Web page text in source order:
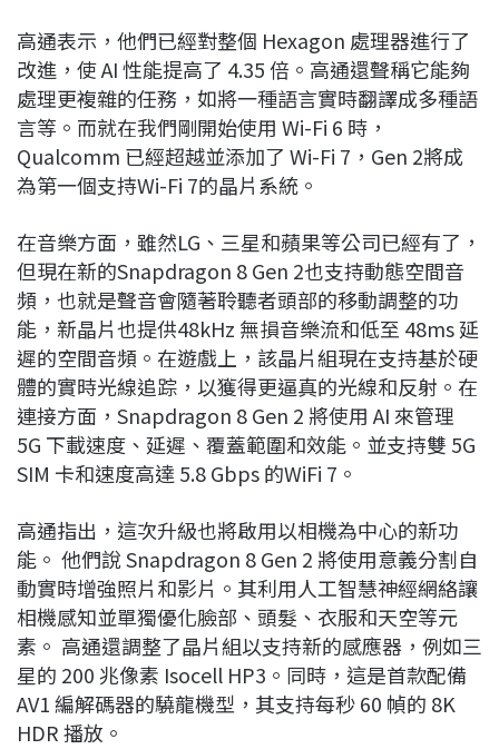
高通表示，他們已經對整個 Hexagon 處理器進行了
改進，使 AI 性能提高了 4.35 倍。高通還聲稱它能夠
處理更複雜的任務，如將一種語言實時翻譯成多種語
言等。而就在我們剛開始使用 Wi-Fi 6 時，
Qualcomm 已經超越並添加了 Wi-Fi 7，Gen 2將成
為第一個支持Wi-Fi 7的晶片系統。
在音樂方面，雖然LG、三星和蘋果等公司已經有了，
但現在新的Snapdragon 8 Gen 2也支持動態空間音
頻，也就是聲音會隨著聆聽者頭部的移動調整的功
能，新晶片也提供48kHz 無損音樂流和低至 48ms 延
遲的空間音頻。在遊戲上，該晶片組現在支持基於硬
體的實時光線追踪，以獲得更逼真的光線和反射。在
連接方面，Snapdragon 8 Gen 2 將使用 AI 來管理
5G 下載速度、延遲、覆蓋範圍和效能。並支持雙 5G
SIM 卡和速度高達 5.8 Gbps 的WiFi 7。
高通指出，這次升級也將啟用以相機為中心的新功
能。 他們說 Snapdragon 8 Gen 2 將使用意義分割自
動實時增強照片和影片。其利用人工智慧神經網絡讓
相機感知並單獨優化臉部、頭髮、衣服和天空等元
素。 高通還調整了晶片組以支持新的感應器，例如三
星的 200 兆像素 Isocell HP3。同時，這是首款配備
AV1 編解碼器的驍龍機型，其支持每秒 60 幀的 8K
HDR 播放。